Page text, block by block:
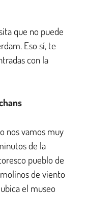
que no puede
Eso sí, te
con la
nos vamos muy
de la
pueblo de
de viento
el museo